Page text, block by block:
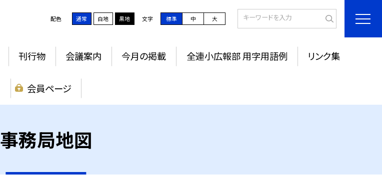
配色 通常 白地 黒地 文字 標準 中 大
刊行物 会議案内 今月の掲載 全連小広報部 用字用語例 リンク集
会員ページ
事務局地図